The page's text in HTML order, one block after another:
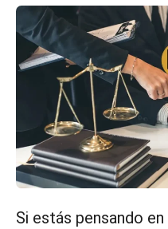
Si estás pensando en